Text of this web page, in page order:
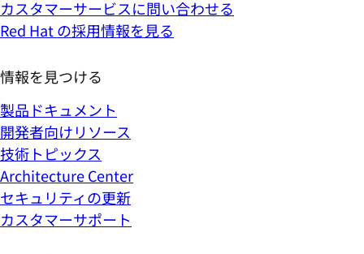
カスタマーサービスに問い合わせる
Red Hat の採用情報を見る
情報を見つける
製品ドキュメント
開発者向けリソース
技術トピックス
Architecture Center
セキュリティの更新
カスタマーサポート